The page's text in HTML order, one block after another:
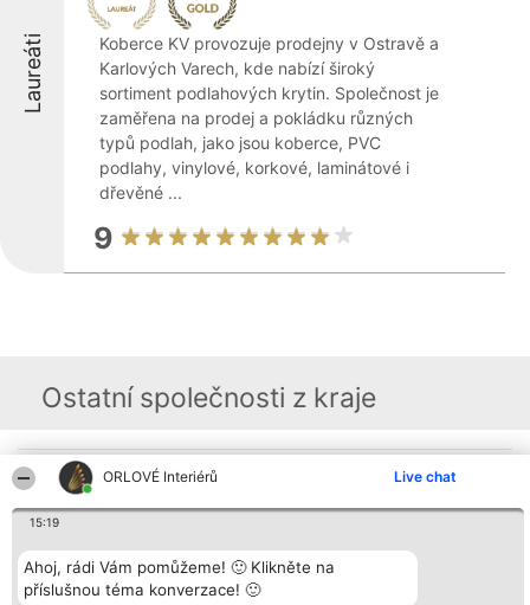
ORLOVÉ Interiérů Live chat
15:19
Ahoj, rádi Vám pomůžeme! 🙂 Klikněte na
příslušnou téma konverzace! 🙂
Laureáti
Koberce KV provozuje prodejny v Ostravě a
Karlových Varech, kde nabízí široký
sortiment podlahových krytin. Společnost je
zaměřena na prodej a pokládku různých
typů podlah, jako jsou koberce, PVC
podlahy, vinylové, korkové, laminátové i
dřevěné ...
9
Ostatní společnosti z kraje
Organizátor hlasování
Bright Side Solutions sp. z o.
o. sp. k.
ul. Ruska 22
KRS 0000749100 | Regon
381313360 | NIP 8943132676
Seznam všech
Pravidla
Zásady
ochrany
Kontakt